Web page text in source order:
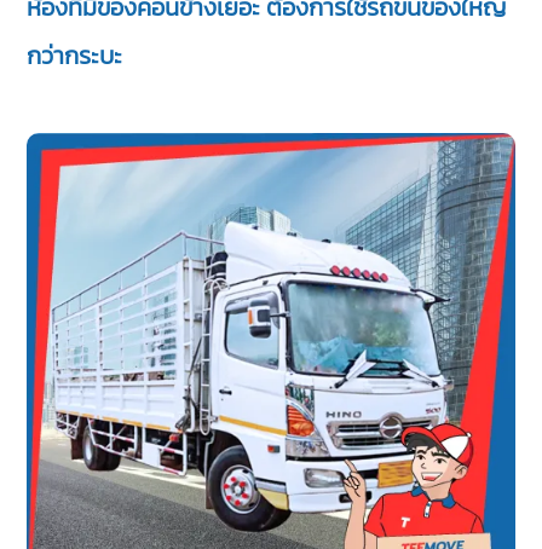
ห้องที่มีของค่อนข้างเยอะ ต้องการใช้รถขนของใหญ่
กว่ากระบะ